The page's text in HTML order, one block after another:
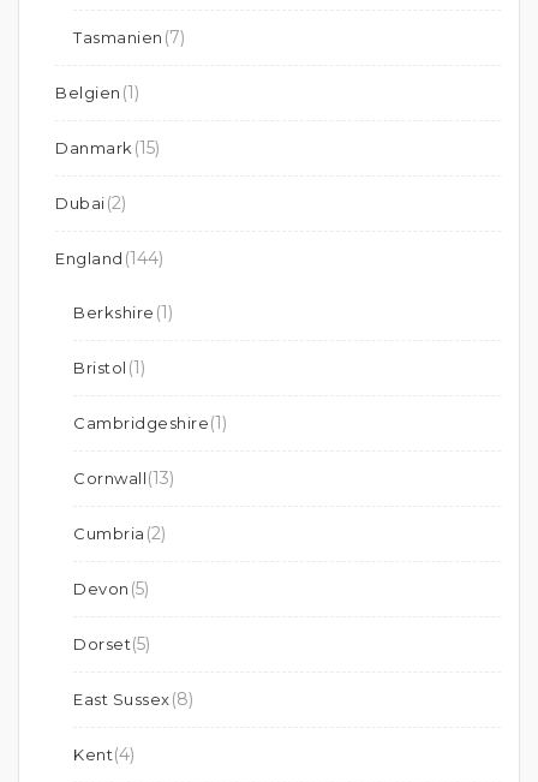
Tasmanien (7)
Belgien (1)
Danmark(15)
Dubai(2)
England (144)
Berkshire (1)
Bristol (1)
Cambridgeshire(1)
Cornwall(13)
Cumbria (2)
Devon (5)
Dorset(5)
East Sussex(8)
Kent(4)